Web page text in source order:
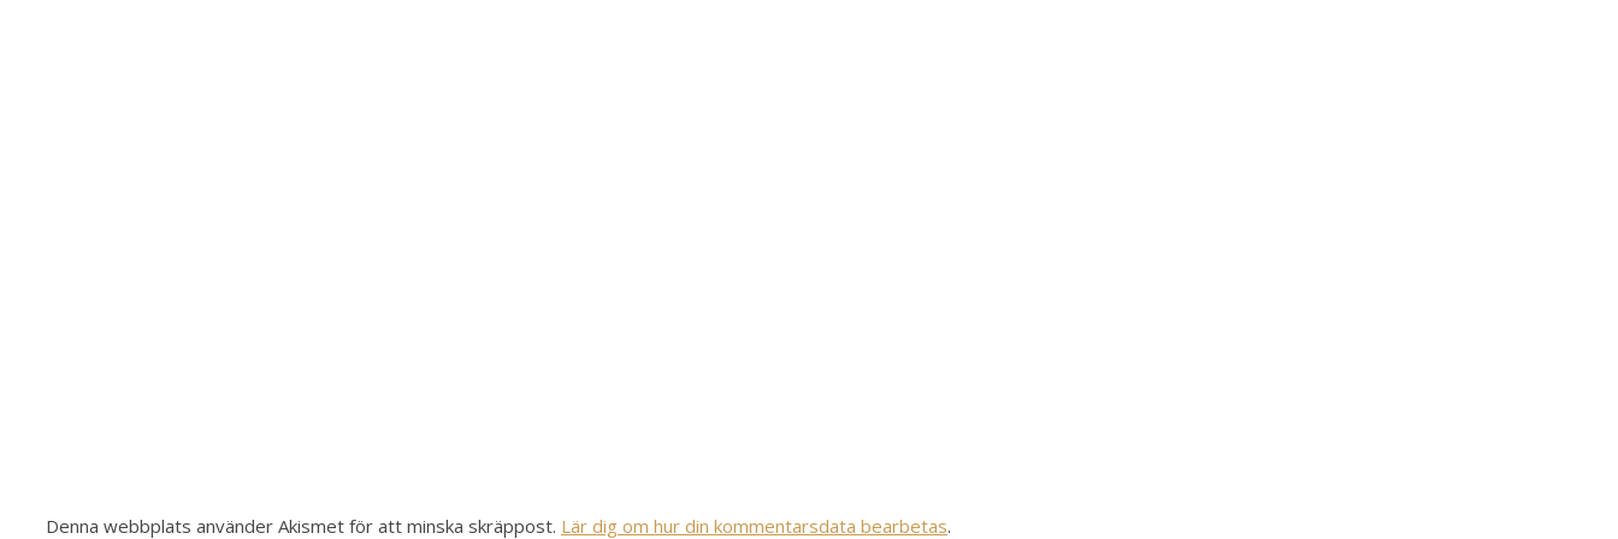
Denna webbplats använder Akismet för att minska skräppost. Lär dig om hur din kommentarsdata bearbetas.